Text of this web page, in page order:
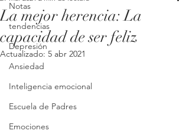
Notas
tendencias
Depresión
Ansiedad
Inteligencia emocional
Escuela de Padres
Emociones
La mejor herencia: La
capacidad de ser feliz
Actualizado: 5 abr 2021